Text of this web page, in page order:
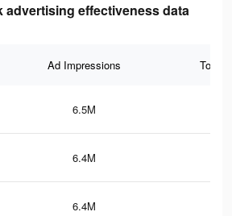
advertising effectiveness data
Ad Impressions Total
6.5M
6.4M
6.4M